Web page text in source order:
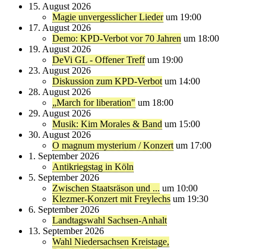
15. August 2026
Magie unvergesslicher Lieder um 19:00
17. August 2026
Demo: KPD-Verbot vor 70 Jahren um 18:00
19. August 2026
DeVi GL - Offener Treff um 19:00
23. August 2026
Diskussion zum KPD-Verbot um 14:00
28. August 2026
„March for liberation" um 18:00
29. August 2026
Musik: Kim Morales & Band um 15:00
30. August 2026
O magnum mysterium / Konzert um 17:00
1. September 2026
Antikriegstag in Köln
5. September 2026
Zwischen Staatsräson und ... um 10:00
Klezmer-Konzert mit Freylechs um 19:30
6. September 2026
Landtagswahl Sachsen-Anhalt
13. September 2026
Wahl Niedersachsen Kreistage,